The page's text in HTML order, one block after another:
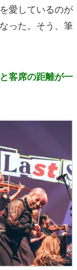
愛しているのが
った。そう、筆
客席の距離が一